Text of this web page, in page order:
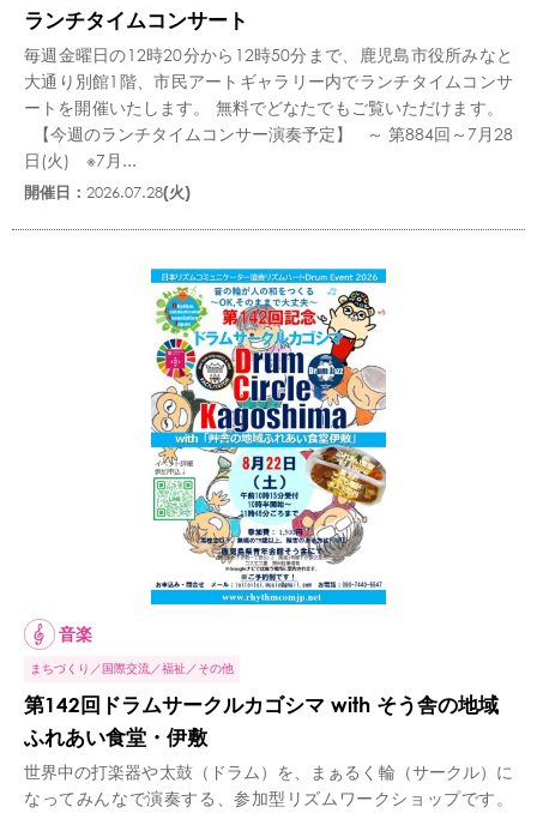
ランチタイムコンサート
毎週金曜日の12時20分から12時50分まで、鹿児島市役所みなと
大通り別館1階、市民アートギャラリー内でランチタイムコンサ
ートを開催いたします。 無料でどなたでもご覧いただけます。
【今週のランチタイムコンサー演奏予定】 ～ 第884回～7月28
日(火) ※7月...
開催日： 2026.07.28(火)
音楽
まちづくり 国際交流 福祉 その他
第142回ドラムサークルカゴシマ with そう舎の地域
ふれあい食堂・伊敷
世界中の打楽器や太鼓（ドラム）を、まぁるく輪（サークル）に
なってみんなで演奏する、参加型リズムワークショップです。